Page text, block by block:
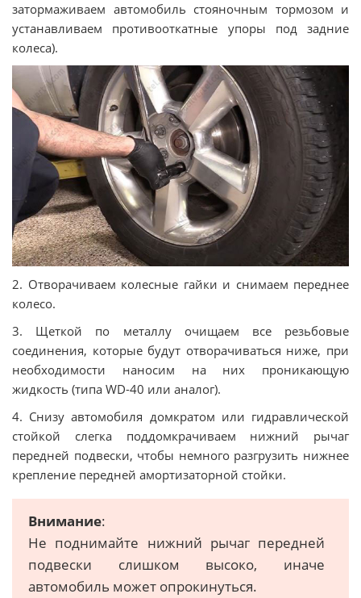
затормаживаем автомобиль стояночным тормозом и
устанавливаем противооткатные упоры под задние
колеса).
2. Отворачиваем колесные гайки и снимаем переднее
колесо.
3. Щеткой по металлу очищаем все резьбовые
соединения, которые будут отворачиваться ниже, при
необходимости наносим на них проникающую
жидкость (типа WD-40 или аналог).
4. Снизу автомобиля домкратом или гидравлической
стойкой слегка поддомкрачиваем нижний рычаг
передней подвески, чтобы немного разгрузить нижнее
крепление передней амортизаторной стойки.
Внимание:
Не поднимайте нижний рычаг передней
подвески слишком высоко, иначе
автомобиль может опрокинуться.